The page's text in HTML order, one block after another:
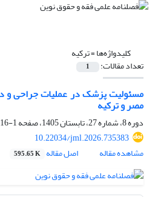
کلیدواژه‌ها =ترکیه
تعداد مقالات: 1
مسئولیت پزشک در عملیات جراحی و
مصر و ترکیه
دوره 8، شماره 27، تابستان 1405، صفحه
1-16
10.22034/jml.2026.735383
مشاهده مقاله
اصل مقاله 595.65 K